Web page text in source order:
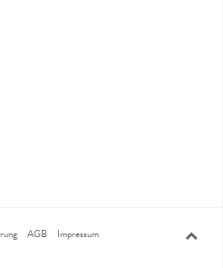
AGB Impressum